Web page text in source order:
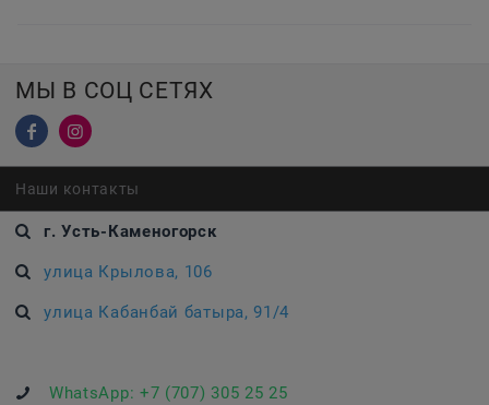
МЫ В СОЦ СЕТЯХ
Наши контакты
г. Усть-Каменогорск
улица Крылова, 106
улица Кабанбай батыра, 91/4
WhatsApp: +7 (707) 305 25 25